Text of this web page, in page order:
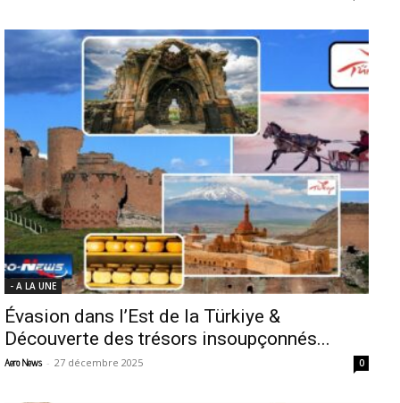
- A LA UNE
Évasion dans l’Est de la Türkiye &
Découverte des trésors insoupçonnés...
Aero News - 27 décembre 2025 0